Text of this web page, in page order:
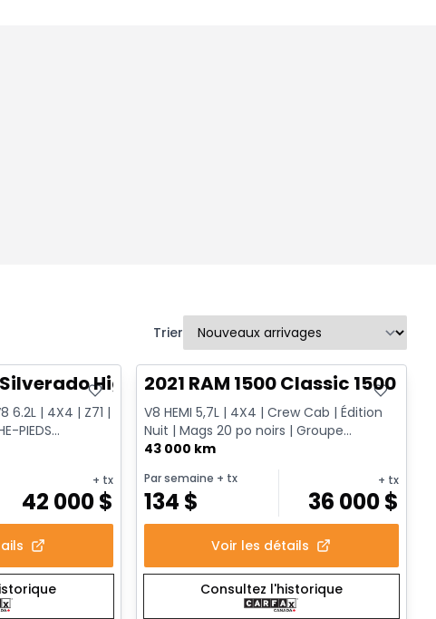
Trier
High Country
6.2L | 4X4 | Z71 |
PIEDS
+ tx
42 000$
Très bonne offre
2021 RAM 1500 Classic 1500
V8 HEMI 5,7L | 4X4 | Crew Cab | Édition
Nuit | Mags 20 po noirs | Groupe
remorquage
43 000 km
Par semaine + tx
134 $
+ tx
36 000$
Voir les détails
Consultez l'historique